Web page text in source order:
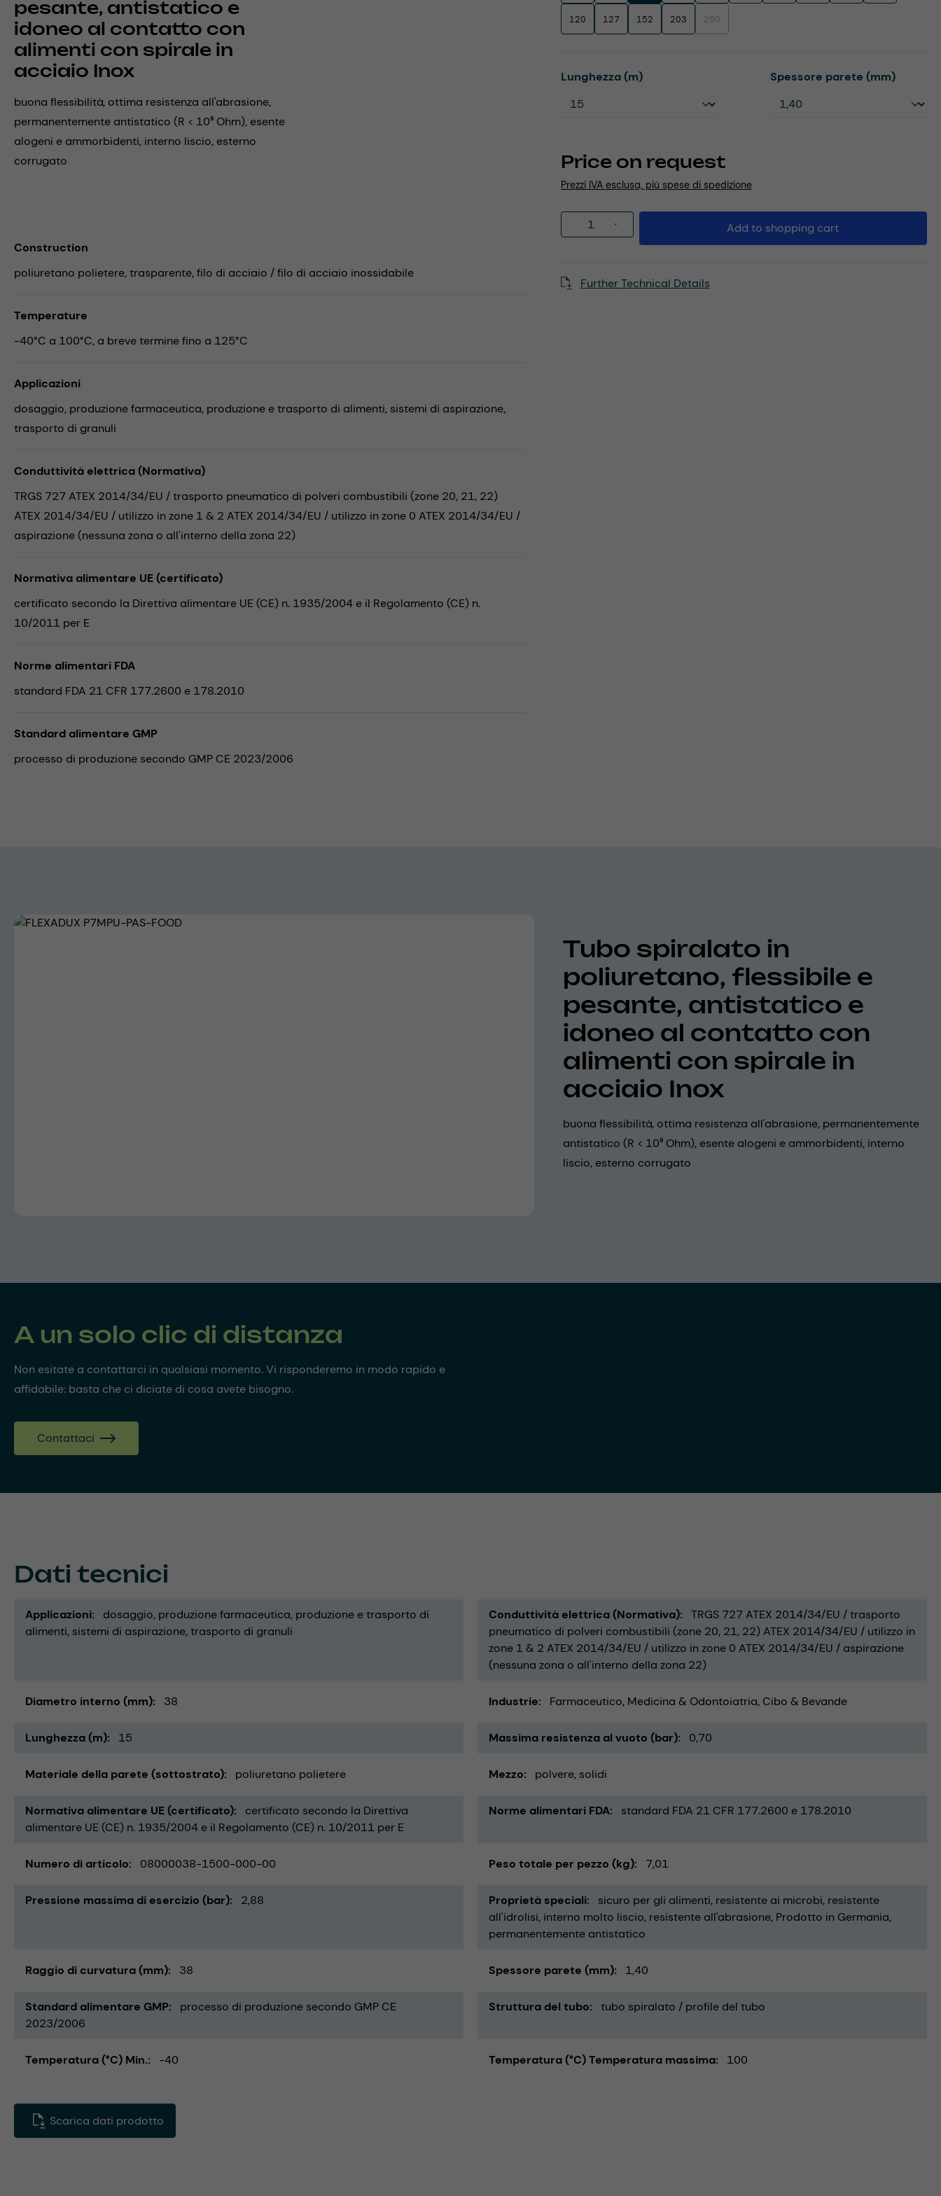
pesante, antistatico e
idoneo al contatto con
alimenti con spirale in
acciaio Inox
buona flessibilità, ottima resistenza all'abrasione,
permanentemente antistatico (R < 10⁹ Ohm), esente
alogeni e ammorbidenti, interno liscio, esterno
corrugato
Price on request
Prezzi IVA esclusa, più spese di spedizione
120 127 152 203 250(This option is currently unavailable.)
Select
Lunghezza (m) Select
Spessore parete (mm)
Product Quantity: Enter the desired amount
Add to shopping cart
Further Technical Details
Construction
poliuretano polietere, trasparente, filo di acciaio / filo di acciaio inossidabile
Temperature
-40°C a 100°C, a breve termine fino a 125°C
Applicazioni
dosaggio, produzione farmaceutica, produzione e trasporto di alimenti, sistemi di aspirazione,
trasporto di granuli
Conduttività elettrica (Normativa)
TRGS 727 ATEX 2014/34/EU / trasporto pneumatico di polveri combustibili (zone 20, 21, 22)
ATEX 2014/34/EU / utilizzo in zone 1 & 2 ATEX 2014/34/EU / utilizzo in zone 0 ATEX 2014/34/EU /
aspirazione (nessuna zona o all'interno della zona 22)
Normativa alimentare UE (certificato)
certificato secondo la Direttiva alimentare UE (CE) n. 1935/2004 e il Regolamento (CE) n.
10/2011 per E
Norme alimentari FDA
standard FDA 21 CFR 177.2600 e 178.2010
Standard alimentare GMP
processo di produzione secondo GMP CE 2023/2006
Skip image gallery
Tubo spiralato in
poliuretano, flessibile e
pesante, antistatico e
idoneo al contatto con
alimenti con spirale in
acciaio Inox
buona flessibilità, ottima resistenza all'abrasione, permanentemente
antistatico (R < 10⁹ Ohm), esente alogeni e ammorbidenti, interno
liscio, esterno corrugato
A un solo clic di distanza
Non esitate a contattarci in qualsiasi momento. Vi risponderemo in modo rapido e
affidabile: basta che ci diciate di cosa avete bisogno.
Contattaci
Dati tecnici
Applicazioni dosaggio produzione farmaceutica produzione e trasporto di
alimenti sistemi di aspirazione trasporto di granuli
Conduttività elettrica (Normativa)
TRGS 727 ATEX 2014/34/EU / trasporto
pneumatico di polveri combustibili (zone 20, 21, 22) ATEX 2014/34/EU / utilizzo in
zone 1 & 2 ATEX 2014/34/EU / utilizzo in zone 0 ATEX 2014/34/EU / aspirazione
(nessuna zona o all'interno della zona 22)
Diametro interno (mm) 38 Industrie Farmaceutico Medicina & Odontoiatria Cibo & Bevande
Lunghezza (m) 15 Massima resistenza al vuoto (bar) 0,70
Materiale della parete (sottostrato) poliuretano polietere Mezzo polvere solidi
Normativa alimentare UE (certificato)
certificato secondo la Direttiva
alimentare UE (CE) n. 1935/2004 e il Regolamento (CE) n. 10/2011 per E
Norme alimentari FDA standard FDA 21 CFR 177.2600 e 178.2010
Numero di articolo 08000038-1500-000-00 Peso totale per pezzo (kg) 7,01
Pressione massima di esercizio (bar) 2,88 Proprietà speciali sicuro per gli alimenti resistente ai microbi resistente
all'idrolisi interno molto liscio resistente all'abrasione Prodotto in Germania
permanentemente antistatico
Raggio di curvatura (mm) 38 Spessore parete (mm) 1,40
Standard alimentare GMP
processo di produzione secondo GMP CE
2023/2006
Struttura del tubo tubo spiralato / profile del tubo
Temperatura (°C) Min. -40 Temperatura (°C) Temperatura massima 100
Scarica dati prodotto